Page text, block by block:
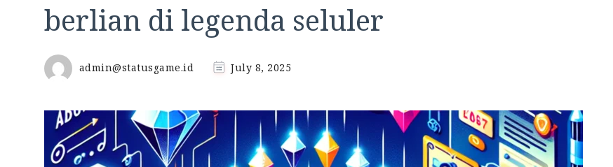
berlian di legenda seluler
admin@statusgame.id July 8, 2025